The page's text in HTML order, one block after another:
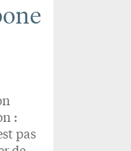
:
pas